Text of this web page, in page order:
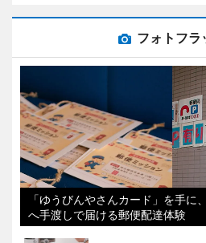
フォトフラ
「ゆうびんやさんカード」を手に
へ手渡しで届ける郵便配達体験